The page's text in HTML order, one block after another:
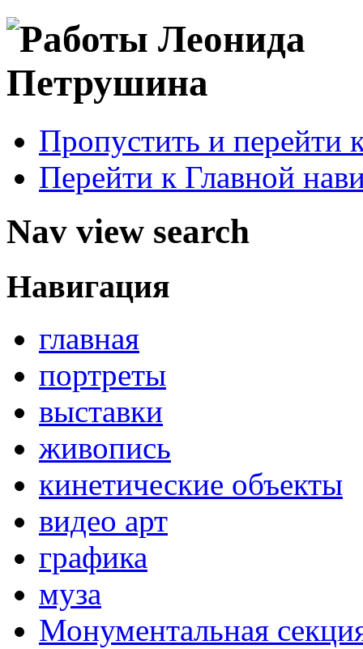
Пропустить и перейти
Перейти к Главной
Nav view search
Навигация
главная
портреты
выставки
живопись
кинетические объекты
видео арт
графика
муза
Монументальная